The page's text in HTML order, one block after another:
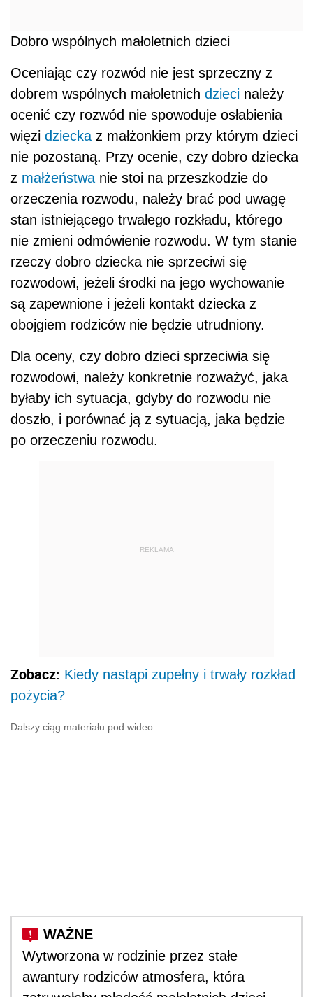
Dobro wspólnych małoletnich dzieci
Oceniając czy rozwód nie jest sprzeczny z
dobrem wspólnych małoletnich dzieci należy
ocenić czy rozwód nie spowoduje osłabienia
więzi dziecka z małżonkiem przy którym dzieci
nie pozostaną. Przy ocenie, czy dobro dziecka
z małżeństwa nie stoi na przeszkodzie do
orzeczenia rozwodu, należy brać pod uwagę
stan istniejącego trwałego rozkładu, którego
nie zmieni odmówienie rozwodu. W tym stanie
rzeczy dobro dziecka nie sprzeciwi się
rozwodowi, jeżeli środki na jego wychowanie
są zapewnione i jeżeli kontakt dziecka z
obojgiem rodziców nie będzie utrudniony.
Dla oceny, czy dobro dzieci sprzeciwia się
rozwodowi, należy konkretnie rozważyć, jaka
byłaby ich sytuacja, gdyby do rozwodu nie
doszło, i porównać ją z sytuacją, jaka będzie
po orzeczeniu rozwodu.
REKLAMA
Zobacz: Kiedy nastąpi zupełny i trwały rozkład
pożycia?
Dalszy ciąg materiału pod wideo
Wytworzona w rodzinie przez stałe
awantury rodziców atmosfera, która